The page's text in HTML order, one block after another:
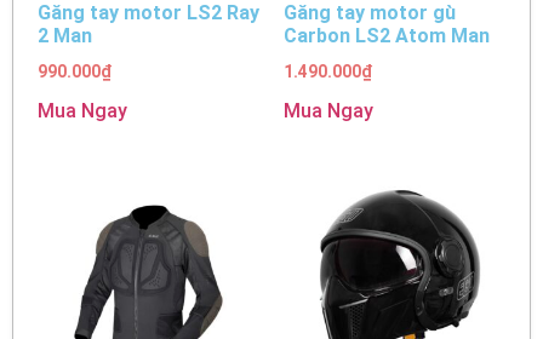
Găng tay motor LS2 Ray
2 Man
990.000₫
Mua Ngay
Găng tay motor gù
Carbon LS2 Atom Man
1.490.000₫
Mua Ngay